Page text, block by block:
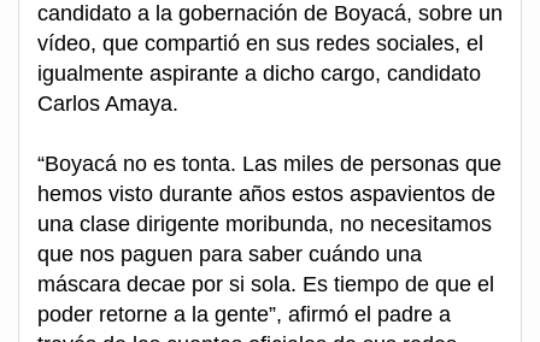
candidato a la gobernación de Boyacá, sobre un
vídeo, que compartió en sus redes sociales, el
igualmente aspirante a dicho cargo, candidato
Carlos Amaya.
“Boyacá no es tonta. Las miles de personas que
hemos visto durante años estos aspavientos de
una clase dirigente moribunda, no necesitamos
que nos paguen para saber cuándo una
máscara decae por si sola. Es tiempo de que el
poder retorne a la gente”, afirmó el padre a